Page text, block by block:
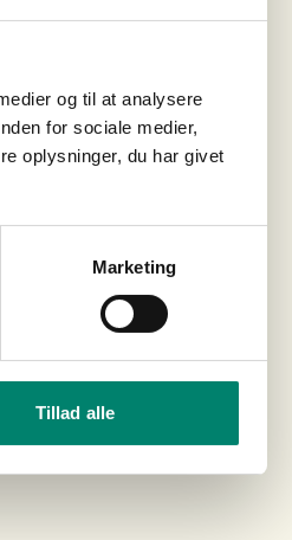
og til at analysere
for sociale medier,
oplysninger, du har givet
Marketing
Tillad alle